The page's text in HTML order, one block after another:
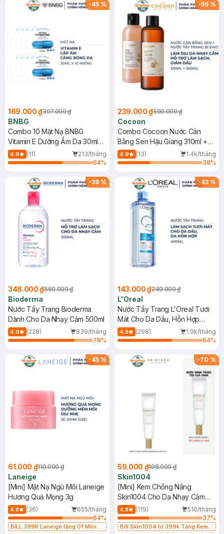
-45 %
169.000 ₫307.000 ₫
BNBG
Combo 10 Mặt Nạ BNBG
Vitamin E Dưỡng Ẩm Da 30ml
(Mới)
4.9 (11)
213/tháng
64%
-59 %
239.000 ₫590.000 ₫
Cocoon
Combo Cocoon Nước Cân
Bằng Sen Hậu Giang 310ml +
Nước Tẩy Trang Bí Đao 500ml
4.9 (13)
1.4k/tháng
38%
-38 %
348.000 ₫560.000 ₫
Bioderma
Nước Tẩy Trang Bioderma
Dành Cho Da Nhạy Cảm 500ml
4.9 (228)
839/tháng
78%
-43 %
143.000 ₫249.000 ₫
L'Oreal
Nước Tẩy Trang L'Oreal Tươi
Mát Cho Da Dầu, Hỗn Hợp
400ml
4.8 (298)
1.9k/tháng
64%
-45 %
61.000 ₫110.000 ₫
Laneige
[Mini] Mặt Nạ Ngủ Môi Laneige
Hương Quả Mọng 3g
4.8 (36)
655/tháng
64%
BILL 399K Laneige tặng 01 Mini
-70 %
59.000 ₫198.000 ₫
Skin1004
[Mini] Kem Chống Nắng
Skin1004 Cho Da Nhạy Cảm
SPF 50+ 20ml
4.8 (119)
510/tháng
37%
Bill Skin1004 từ 399k Tặng Kem